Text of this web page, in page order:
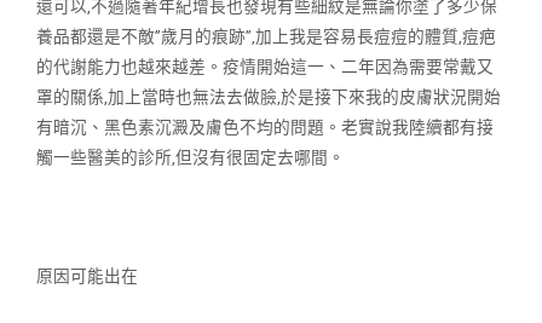
還可以,不過隨著年紀增長也發現有些細紋是無論你塗了多少保
養品都還是不敵”歲月的痕跡”,加上我是容易長痘痘的體質,痘疤
的代謝能力也越來越差。疫情開始這一、二年因為需要常戴又
罩的關係,加上當時也無法去做臉,於是接下來我的皮膚狀況開始
有暗沉、黑色素沉澱及膚色不均的問題。老實說我陸續都有接
觸一些醫美的診所,但沒有很固定去哪間。
原因可能出在